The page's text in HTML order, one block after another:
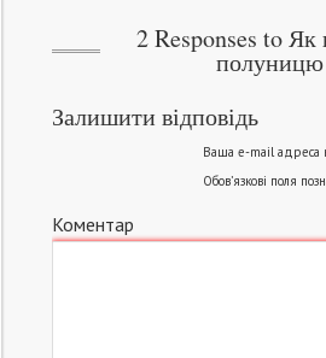
2 Responses to Як
полуницю
Залишити відповідь
Ваша e-mail адреса
Обов’язкові поля
Коментар